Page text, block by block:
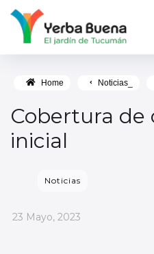
Home Noticias_
Cobertura de
inicial
Noticias
_
23 Mayo, 2023